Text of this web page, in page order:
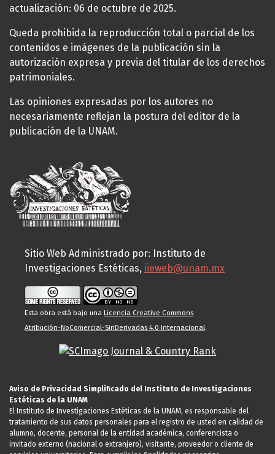
actualización: 06 de octubre de 2025.
Queda prohibida la reproducción total o parcial de los
contenidos e imágenes de la publicación sin la
autorización expresa y previa del titular de los derechos
patrimoniales.
Las opiniones expresadas por los autores no
necesariamente reflejan la postura del editor de la
publicación de la UNAM.
Sitio Web Administrado por: Instituto de
Investigaciones Estéticas, iieweb@unam.mx
Esta obra está bajo una Licencia Creative Commons
Atribución-NoComercial-SinDerivadas 4.0 Internacional.
Aviso de Privacidad Simplificado del Instituto de Investigaciones
Estéticas de la UNAM
El Instituto de Investigaciones Estéticas de la UNAM, es responsable del
tratamiento de sus datos personales para el registro de usted en calidad de
alumno, docente, personal de la entidad académica, conferencista o
invitado externo (nacional o extranjero), visitante, proveedor o cliente de